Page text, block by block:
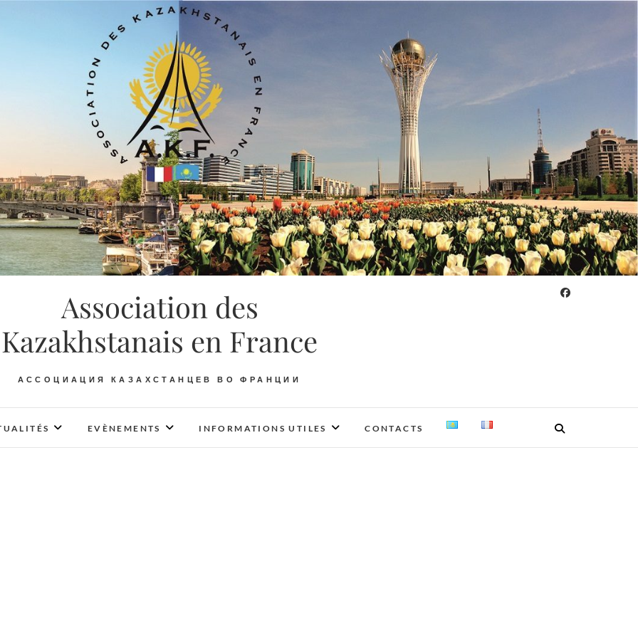
Association des
Kazakhstanais en France
АССОЦИАЦИЯ КАЗАХСТАНЦЕВ ВО ФРАНЦИИ
EVÈNEMENTS INFORMATIONS UTILES CONTACTS